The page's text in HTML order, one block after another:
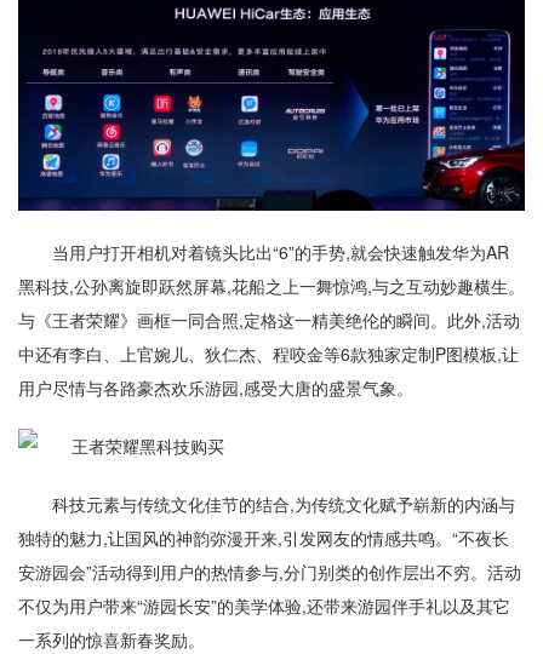
当用户打开相机对着镜头比出“6”的手势,就会快速触发华为AR
黑科技,公孙离旋即跃然屏幕,花船之上一舞惊鸿,与之互动妙趣横生。
与《王者荣耀》画框一同合照,定格这一精美绝伦的瞬间。此外,活动
中还有李白、上官婉儿、狄仁杰、程咬金等6款独家定制P图模板,让
用户尽情与各路豪杰欢乐游园,感受大唐的盛景气象。
科技元素与传统文化佳节的结合,为传统文化赋予崭新的内涵与
独特的魅力,让国风的神韵弥漫开来,引发网友的情感共鸣。“不夜长
安游园会”活动得到用户的热情参与,分门别类的创作层出不穷。活动
不仅为用户带来“游园长安”的美学体验,还带来游园伴手礼以及其它
一系列的惊喜新春奖励。